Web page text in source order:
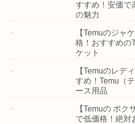
すすめ！安価で
の魅力
【Temuのジャ
格！おすすめの
ケット
【Temuのレデ
すめ！Temu（
ース用品
【Temuの ボク
で低価格！絶対